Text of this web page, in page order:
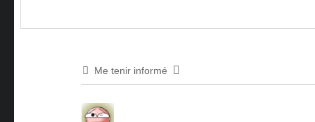
Me tenir informé